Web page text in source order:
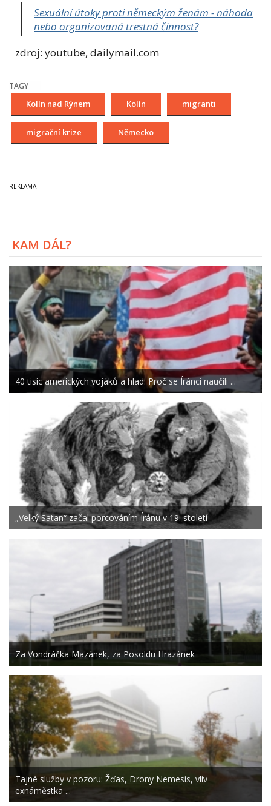
Sexuální útoky proti německým ženám - náhoda
nebo organizovaná trestná činnost?
zdroj: youtube, dailymail.com
TAGY
Kolín nad Rýnem Kolín migranti
migrační krize Německo
KAM DÁL?
40 tisíc amerických vojáků a hlad: Proč se Íránci naučili ...
„Velký Satan“ začal porcováním Íránu v 19. století
Za Vondráčka Mazánek, za Posoldu Hrazánek
Tajné služby v pozoru: Žďas, Drony Nemesis, vliv
exnáměstka ...